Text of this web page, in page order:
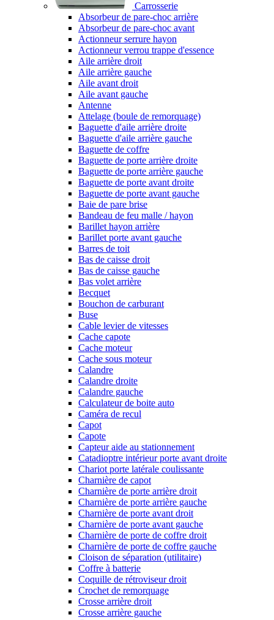
Carrosserie
Absorbeur de pare-choc arrière
Absorbeur de pare-choc avant
Actionneur serrure hayon
Actionneur verrou trappe d'essence
Aile arrière droit
Aile arrière gauche
Aile avant droit
Aile avant gauche
Antenne
Attelage (boule de remorquage)
Baguette d'aile arrière droite
Baguette d'aile arrière gauche
Baguette de coffre
Baguette de porte arrière droite
Baguette de porte arrière gauche
Baguette de porte avant droite
Baguette de porte avant gauche
Baie de pare brise
Bandeau de feu malle / hayon
Barillet hayon arrière
Barillet porte avant gauche
Barres de toit
Bas de caisse droit
Bas de caisse gauche
Bas volet arrière
Becquet
Bouchon de carburant
Buse
Cable levier de vitesses
Cache capote
Cache moteur
Cache sous moteur
Calandre
Calandre droite
Calandre gauche
Calculateur de boite auto
Caméra de recul
Capot
Capote
Capteur aide au stationnement
Catadioptre intérieur porte avant droite
Chariot porte latérale coulissante
Charnière de capot
Charnière de porte arrière droit
Charnière de porte arrière gauche
Charnière de porte avant droit
Charnière de porte avant gauche
Charnière de porte de coffre droit
Charnière de porte de coffre gauche
Cloison de séparation (utilitaire)
Coffre à batterie
Coquille de rétroviseur droit
Crochet de remorquage
Crosse arrière droit
Crosse arrière gauche